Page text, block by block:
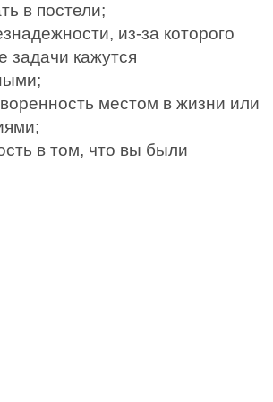
в постели;
из-­за которого
за­дачи кажутся
местом в жизни или
в том, что вы были